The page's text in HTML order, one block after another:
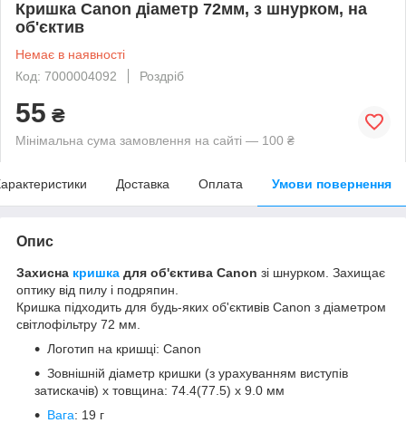
Кришка Canon діаметр 72мм, з шнурком, на
об'єктив
Немає в наявності
Код: 7000004092
Роздріб
55 ₴
Мінімальна сума замовлення на сайті — 100 ₴
Доставка Оплата Умови повернення
Опис
Захисна кришка для об'єктива Canon зі шнурком. Захищає
оптику від пилу і подряпин.
Кришка підходить для будь-яких об'єктивів Canon з діаметром
світлофільтру 72 мм.
Логотип на кришці: Canon
Зовнішній діаметр кришки (з урахуванням виступів
затискачів) х товщина: 74.4(77.5) х 9.0 мм
Вага: 19 г